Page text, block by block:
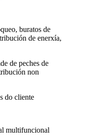
buratos de
de enerxía,
de peches de
non
do cliente